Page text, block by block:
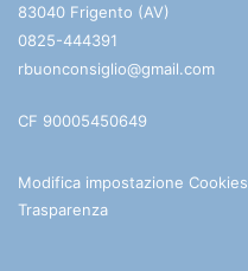
83040 Frigento (AV)
0825-444391
rbuonconsiglio@gmail.com
CF 90005450649
Modifica impostazione Cookies
Trasparenza